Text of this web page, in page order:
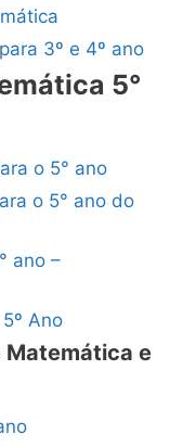
3º e 4º ano
5°
o 5° ano
o 5° ano do
ano –
Ano
Matemática e